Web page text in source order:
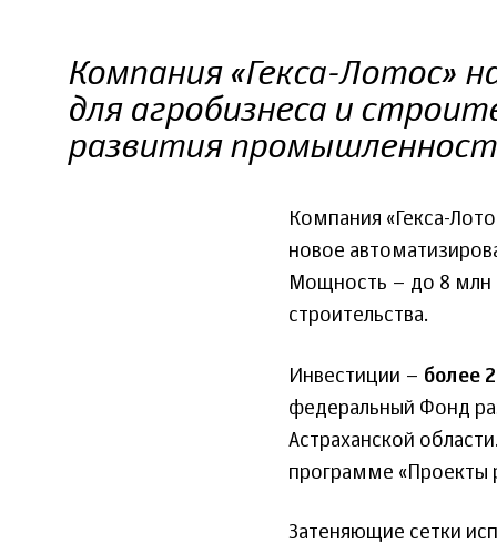
Компания «Гекса-Лотос»
для агробизнеса и
развития
Компания «Гекса-
новое
Мощность – до 8 млн
строительства.
Инвестиции – более
федеральный Фонд
Астраханской
программе «Проекты
Затеняющие сетки